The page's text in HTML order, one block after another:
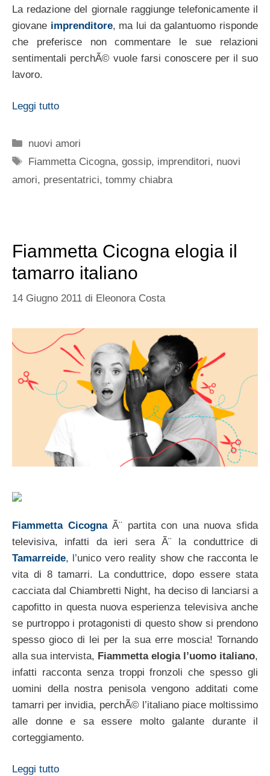
La redazione del giornale raggiunge telefonicamente il
giovane imprenditore, ma lui da galantuomo risponde
che preferisce non commentare le sue relazioni
sentimentali perchÃ© vuole farsi conoscere per il suo
lavoro.
Leggi tutto
Categorie
nuovi amori
Tag
Fiammetta Cicogna,gossip, imprenditori, nuovi
amori, presentatrici, tommy chiabra
Fiammetta Cicogna elogia il
tamarro italiano
14 Giugno 2011 di Eleonora Costa
Fiammetta CicognaÃ¨ partita con una nuova sfida
televisiva, infatti da ieri sera Ã¨ la conduttrice di
Tamarreide, l’unico vero reality show che racconta le
vita di 8 tamarri. La conduttrice, dopo essere stata
cacciata dal Chiambretti Night, ha deciso di lanciarsi a
capofitto in questa nuova esperienza televisiva anche
se purtroppo i protagonisti di questo show si prendono
spesso gioco di lei per la sua erre moscia! Tornando
alla sua intervista, Fiammetta elogia l’uomo italiano,
infatti racconta senza troppi fronzoli che spesso gli
uomini della nostra penisola vengono additati come
tamarri per invidia, perchÃ© l’italiano piace moltissimo
alle donne e sa essere molto galante durante il
corteggiamento.
Leggi tutto